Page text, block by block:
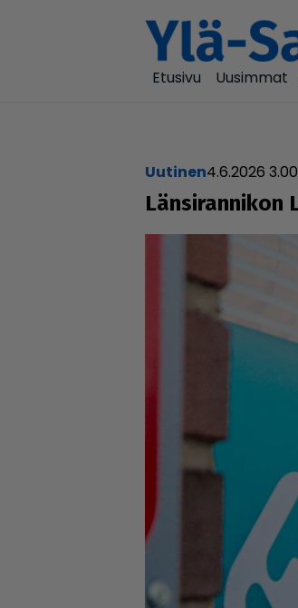
Etusivu
Uusimmat
uutinen4.6.2026 3.00
Län­si­ran­ni­kon